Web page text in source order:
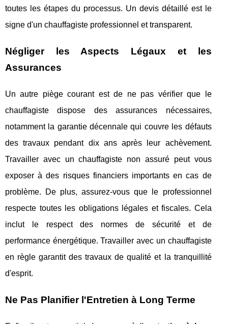
toutes les étapes du processus. Un devis détaillé est le
signe d'un chauffagiste professionnel et transparent.
Négliger les Aspects Légaux et les
Assurances
Un autre piège courant est de ne pas vérifier que le
chauffagiste dispose des assurances nécessaires,
notamment la garantie décennale qui couvre les défauts
des travaux pendant dix ans après leur achèvement.
Travailler avec un chauffagiste non assuré peut vous
exposer à des risques financiers importants en cas de
problème. De plus, assurez-vous que le professionnel
respecte toutes les obligations légales et fiscales. Cela
inclut le respect des normes de sécurité et de
performance énergétique. Travailler avec un chauffagiste
en règle garantit des travaux de qualité et la tranquillité
d'esprit.
Ne Pas Planifier l'Entretien à Long Terme